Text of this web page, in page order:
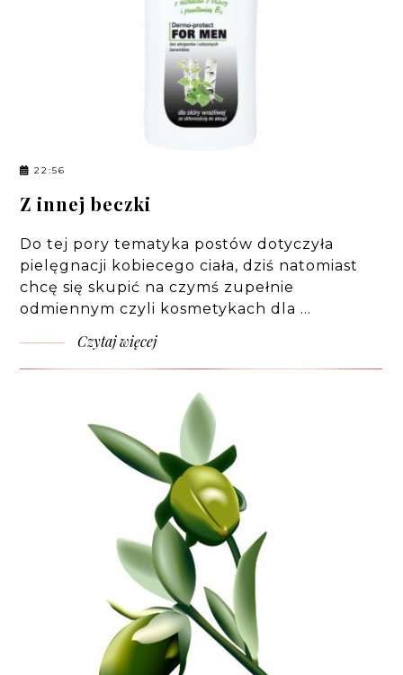
22:56
Z innej beczki
Do tej pory tematyka postów dotyczyła
pielęgnacji kobiecego ciała, dziś natomiast
chcę się skupić na czymś zupełnie
odmiennym czyli kosmetykach dla …
Czytaj więcej